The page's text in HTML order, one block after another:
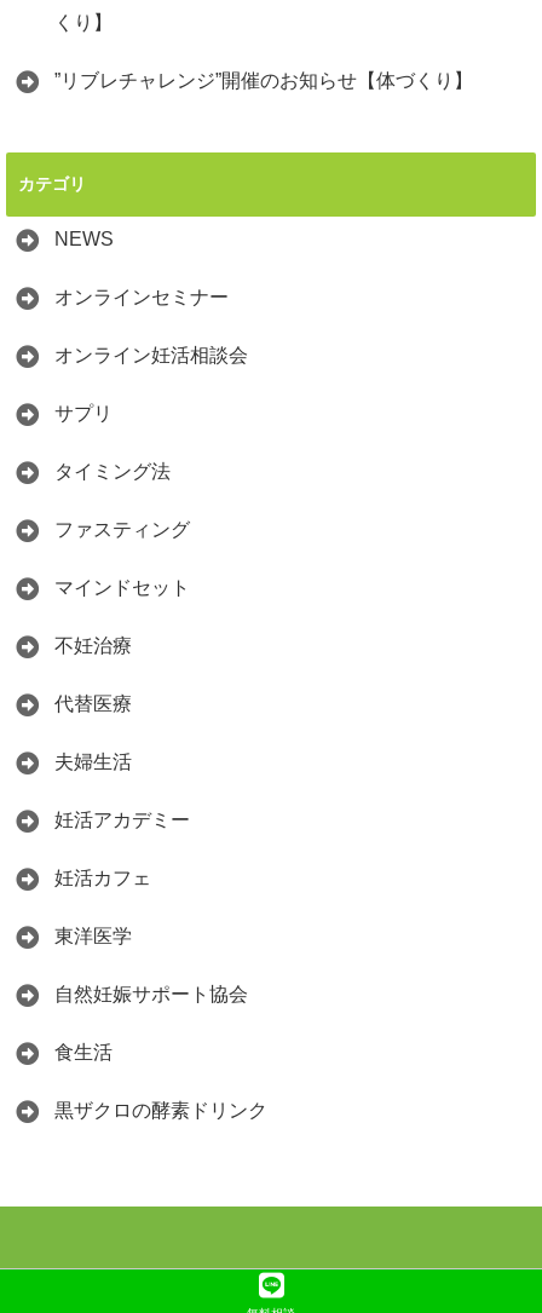
くり】
”リブレチャレンジ”開催のお知らせ【体づくり】
カテゴリ
NEWS
オンラインセミナー
オンライン妊活相談会
サプリ
タイミング法
ファスティング
マインドセット
不妊治療
代替医療
夫婦生活
妊活アカデミー
妊活カフェ
東洋医学
自然妊娠サポート協会
食生活
黒ザクロの酵素ドリンク